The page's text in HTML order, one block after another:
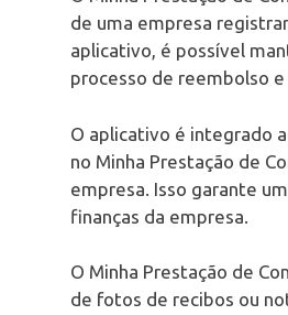
de uma empresa
aplicativo, é possível
processo de reembolso
O aplicativo é integrado
no Minha Prestação de
empresa. Isso garante
finanças da empresa.
O Minha Prestação de
de fotos de recibos ou